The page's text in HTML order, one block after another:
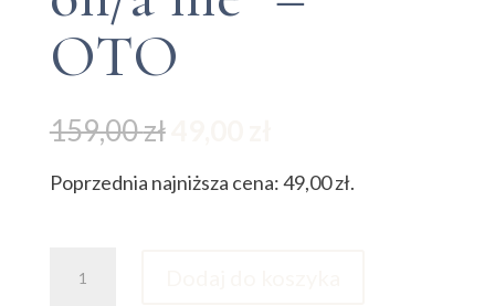
OTO
159,00zł
wynosiła:
159,00 zł.
wynosi:
49,00 zł.
Poprzednia najniższa cena:49,00zł.
Ebook"Ja